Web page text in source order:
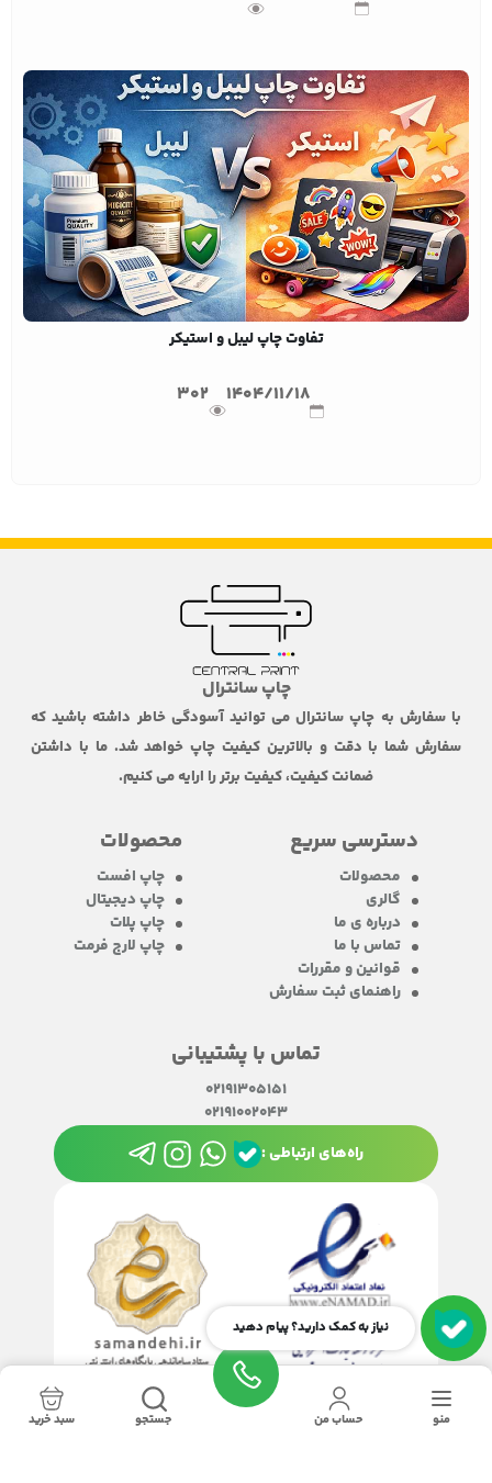
تفاوت چاپ لیبل و استیکر
1404/11/18
302
چاپ سانترال
با سفارش به چاپ سانترال می توانید آسودگی خاطر داشته باشید که
سفارش شما با دقت و بالاترین کیفیت چاپ خواهد شد. ما با داشتن
ضمانت کیفیت، کیفیت برتر را ارایه می کنیم.
دسترسی سریع
محصولات
گالری
درباره ی ما
تماس با ما
قوانین و مقررات
راهنمای ثبت سفارش
محصولات
چاپ افست
چاپ دیجیتال
چاپ پلات
چاپ لارج فرمت
تماس با پشتیبانی
02191305151
02191002043
راه‌های ارتباطی :
نیاز به کمک دارید؟ پیام دهید
منو حساب من جستجو سبد خرید